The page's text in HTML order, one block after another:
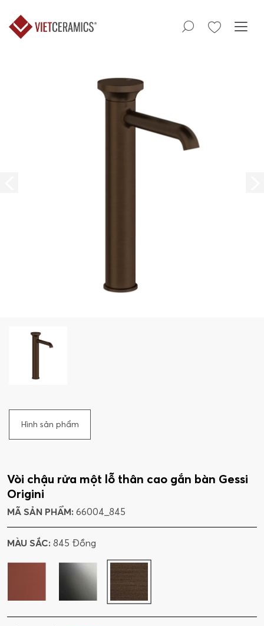
Hình sản phẩm
Vòi chậu rửa một lỗ thân cao gắn bàn Gessi
Origini
MÃ SẢN PHẨM: 66004_845
MÀU SẮC: 845 Đồng